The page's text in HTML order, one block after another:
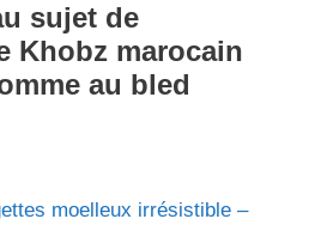
sujet de
Khobz marocain
au bled
moelleux irrésistible –